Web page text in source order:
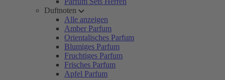
Duftnoten
Alle anzeigen
Amber Parfum
Orientalisches Parfum
Blumiges Parfum
Fruchtiges Parfum
Frisches Parfum
Apfel Parfum